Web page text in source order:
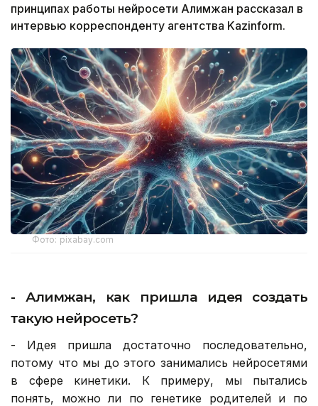
принципах работы нейросети Алимжан рассказал в
интервью корреспонденту агентства Kazinform.
Фото: pixabay.com
- Алимжан, как пришла идея создать
такую нейросеть?
- Идея пришла достаточно последовательно,
потому что мы до этого занимались нейросетями
в сфере кинетики. К примеру, мы пытались
понять, можно ли по генетике родителей и по